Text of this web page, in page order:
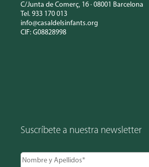
C/Junta de Comerç, 16 · 08001 Barcelona
Tel. 933 170 013
info@casaldelsinfants.org
CIF: G08828998
Suscríbete a nuestra newsletter